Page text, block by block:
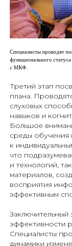
Специалисты проводят
функционального
с МКФ.
Третий этап
плана.
слуховых
навыков и
Большое
среды обучения
к
что
и технологий,
материалов,
восприятия
эффективным
Заключительный
эффективности
Специалисты
динамики